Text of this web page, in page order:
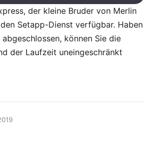
, der kleine Bruder von Merlin
Setapp-Dienst verfügbar. Haben
können Sie die
der Laufzeit uneingeschränkt